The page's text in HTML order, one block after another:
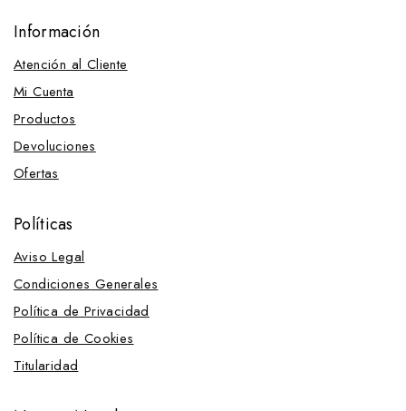
Información
Atención al Cliente
Mi Cuenta
Productos
Devoluciones
Ofertas
Políticas
Aviso Legal
Condiciones Generales
Política de Privacidad
Política de Cookies
Titularidad